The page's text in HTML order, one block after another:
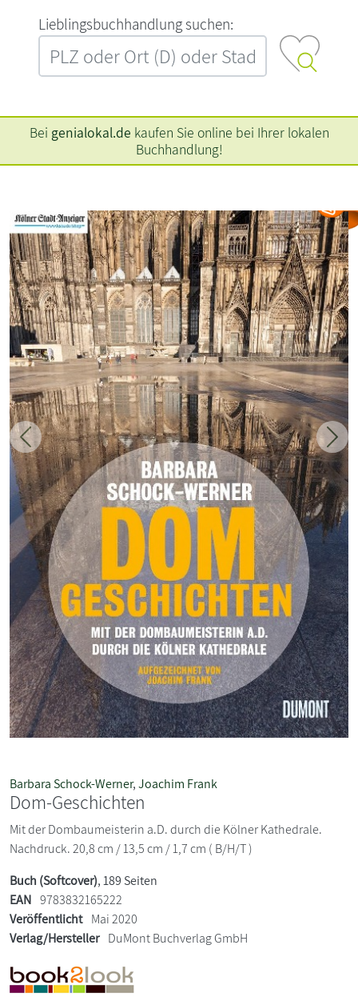
L‍i‍e‍b‍l‍i‍n‍g‍s‍b‍u‍c‍h‍h‍a‍n‍d‍l‍u‍n‍g‍ ‍s‍u‍c‍h‍e‍n‍:‍
Bei genialokal.de kaufen Sie online bei Ihrer lokalen
Buchhandlung!
Zurück
Barbara Schock-Werner,Joachim Frank
Dom-Geschichten
Mit der Dombaumeisterin a.D. durch die Kölner Kathedrale.
Nachdruck. 20,8 cm / 13,5 cm / 1,7 cm ( B/H/T )
Buch (Softcover), 189 Seiten
EAN 9783832165222
Veröffentlicht Mai 2020
Verlag/Hersteller DuMont Buchverlag GmbH